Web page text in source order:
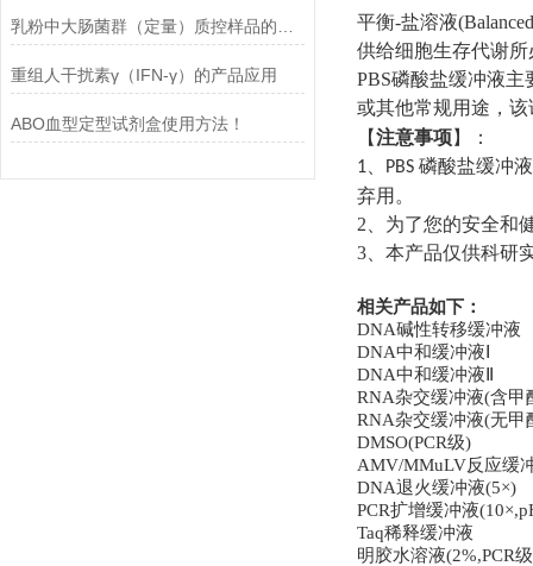
重组人干扰素γ（IFN-γ）的产品应用
ABO血型定型试剂盒使用方法！
平衡-盐溶液
供给细胞生存代谢
PBS磷酸盐缓冲液主
或其他常规用途，该
【注意事项】 ：
1、 PBS 磷酸盐缓冲
弃用。
2、 为了您的安全和
3、 本产品仅供科研
相关产品如下：
DNA碱性转移缓冲液
DNA中和缓冲液Ⅰ
DNA中和缓冲液Ⅱ
RNA杂交缓冲液(含甲
RNA杂交缓冲液(无甲
DMSO(PCR级)
AMV/MMuLV反应缓
DNA退火缓冲液(5×)
PCR扩增缓冲液(10×
Taq稀释缓冲液
明胶水溶液(2%,PCR级